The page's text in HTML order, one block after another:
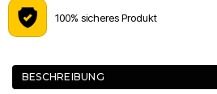
100% sicheres Produkt
BESCHREIBUNG